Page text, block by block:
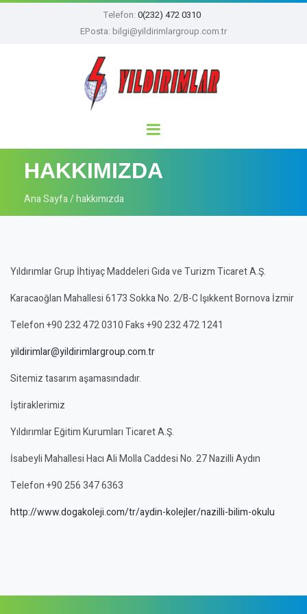
Telefon: 0(232) 472 0310
EPosta: bilgi@yildirimlargroup.com.tr
HAKKIMIZDA
Ana Sayfa hakkımızda
Yıldırımlar Grup İhtiyaç Maddeleri Gıda ve Turizm Ticaret A.Ş.
Karacaoğlan Mahallesi 6173 Sokka No. 2/B-C Işıkkent Bornova İzmir
Telefon +90 232 472 0310 Faks +90 232 472 1241
yildirimlar@yildirimlargroup.com.tr
Sitemiz tasarım aşamasındadır.
İştiraklerimiz
Yıldırımlar Eğitim Kurumları Ticaret A.Ş.
İsabeyli Mahallesi Hacı Ali Molla Caddesi No. 27 Nazilli Aydın
Telefon +90 256 347 6363
http://www.dogakoleji.com/tr/aydin-kolejler/nazilli-bilim-okulu